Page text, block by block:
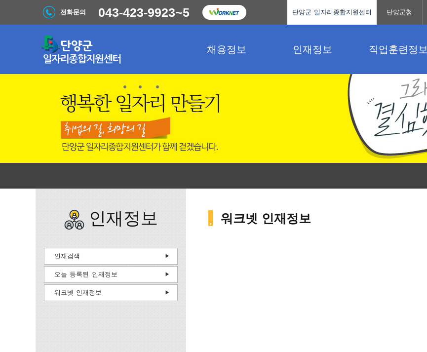
채용정보 인재정보 직업훈련정보
전화문의 043-423-9923~5 단양군 일자리종합지원센터 단양군청
워크넷 인재정보
인재정보
인재검색
오늘 등록된 인재정보
워크넷 인재정보